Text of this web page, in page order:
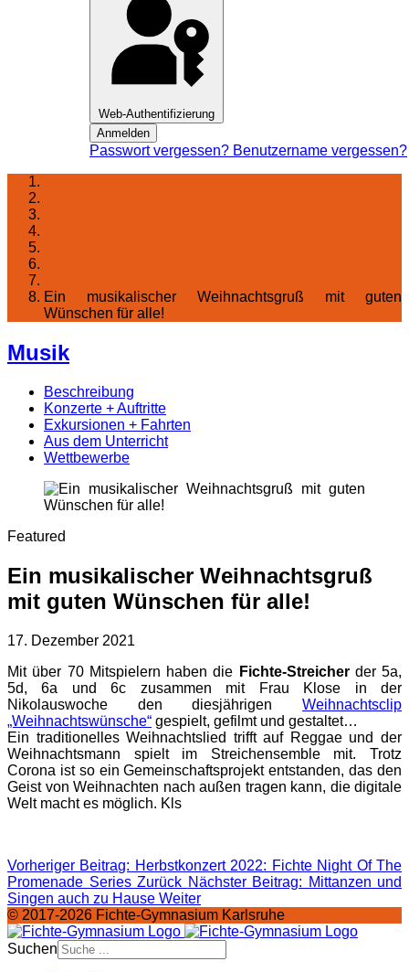
Web-Authentifizierung
Anmelden
Passwort vergessen? Benutzername vergessen?
Ein musikalischer Weihnachtsgruß mit guten
Wünschen für alle!
Musik
Beschreibung
Konzerte + Auftritte
Exkursionen + Fahrten
Aus dem Unterricht
Wettbewerbe
Featured
Ein musikalischer Weihnachtsgruß
mit guten Wünschen für alle!
17. Dezember 2021
Mit über 70 Mitspielern haben die Fichte-Streicherder 5a,
5d, 6a und 6c zusammen mit Frau Klose in der
Nikolauswoche den diesjährigen Weihnachtsclip
„Weihnachtswünsche“ gespielt, gefilmt und gestaltet…
Ein traditionelles Weihnachtslied trifft auf Reggae und der
Weihnachtsmann spielt im Streichensemble mit. Trotz
Corona ist so ein Gemeinschaftsprojekt entstanden, das den
Geist von Weihnachten nach außen tragen kann, die digitale
Welt macht es möglich. Kls
Vorheriger Beitrag: Herbstkonzert 2022: Fichte Night Of The
Promenade Series Zurück Nächster Beitrag: Mittanzen und
Singen auch zu Hause Weiter
© 2017-2026 Fichte-Gymnasium Karlsruhe
Suchen